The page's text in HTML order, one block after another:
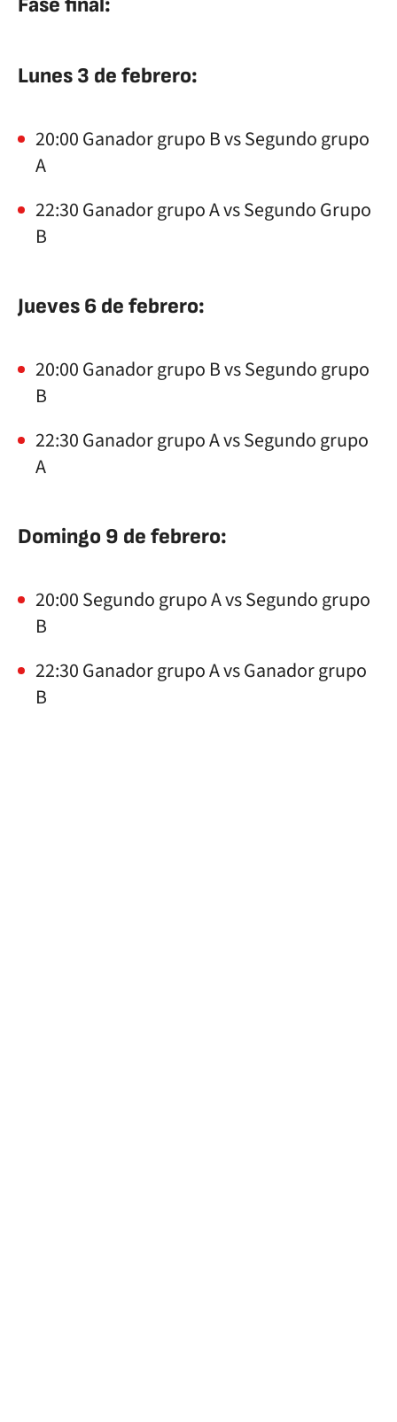
Lunes 3 de febrero:
20:00 Ganador grupo B vs Segundo grupo
A
22:30 Ganador grupo A vs Segundo Grupo
B
Jueves 6 de febrero:
20:00 Ganador grupo B vs Segundo grupo
B
22:30 Ganador grupo A vs Segundo grupo
A
Domingo 9 de febrero:
20:00 Segundo grupo A vs Segundo grupo
B
22:30 Ganador grupo A vs Ganador grupo
B